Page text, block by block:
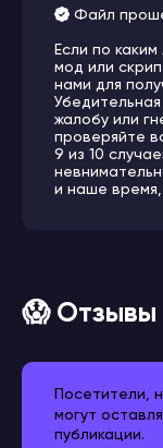
Файл
Если по
мод или
нами для
жалобу или
проверяйте
9 из 10
и наше
😱 Отзывы
Посетители,
могут
публикации.